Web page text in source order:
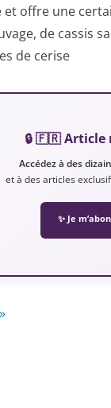
et offre une
de cassis
de cerise
🔒 🇫🇷 Article
Accédez à des
et à des articles
✨ Je